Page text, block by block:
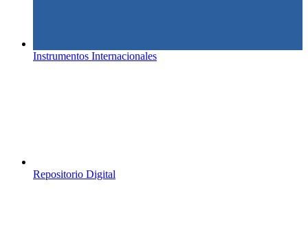
Instrumentos Internacionales
Repositorio Digital